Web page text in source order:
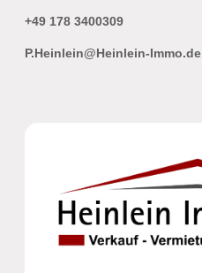
+49 178 3400309
P.Heinlein@Heinlein-Immo.de